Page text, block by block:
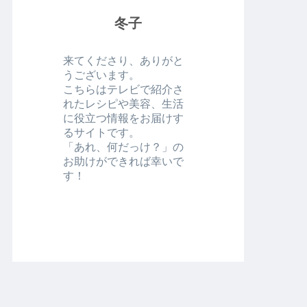
冬子
来てくださり、ありがと
うございます。
こちらはテレビで紹介さ
れたレシピや美容、生活
に役立つ情報をお届けす
るサイトです。
「あれ、何だっけ？」の
お助けができれば幸いで
す！